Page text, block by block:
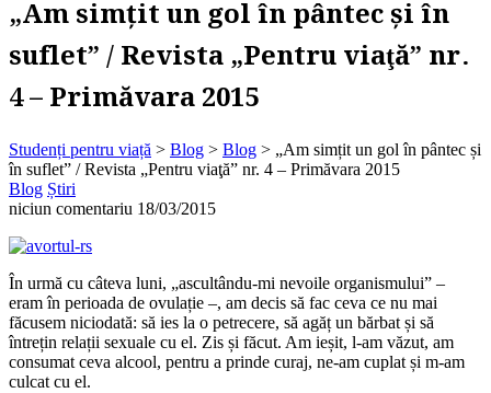
„Am simțit un gol în pântec și în
suflet” / Revista „Pentru viaţă” nr.
4 – Primăvara 2015
Studenți pentru viață > Blog > Blog > „Am simțit un gol în pântec și
în suflet” / Revista „Pentru viaţă” nr. 4 – Primăvara 2015
Blog Știri
niciun comentariu 18/03/2015
În urmă cu câteva luni, „ascultându-mi nevoile organismului” –
eram în perioada de ovulație –, am decis să fac ceva ce nu mai
făcusem niciodată: să ies la o petrecere, să agăț un bărbat și să
întrețin relații sexuale cu el. Zis și făcut. Am ieșit, l-am văzut, am
consumat ceva alcool, pentru a prinde curaj, ne-am cuplat și m-am
culcat cu el.